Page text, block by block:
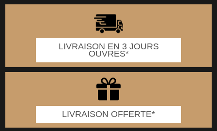
LIVRAISON EN 3 JOURS
OUVRES*
LIVRAISON OFFERTE*